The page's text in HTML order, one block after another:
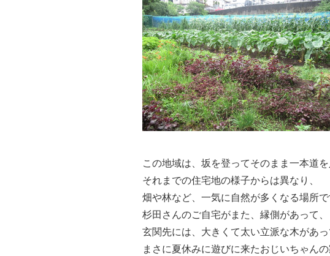
この地域は、坂を登ってそのまま一本道を
それまでの住宅地の様子からは異なり、
畑や林など、一気に自然が多くなる場所で
杉田さんのご自宅がまた、縁側があって、
玄関先には、大きくて太い立派な木があ
まさに夏休みに遊びに来たおじいちゃん